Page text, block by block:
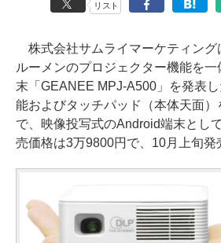
リスト
株式会社サムライマーケティング
ルーメンのプロジェクター機能を
末「GEANEE MPJ-A500」を発表
能およびタッチパッド（本体天面）
で、映像投写式のAndroid端末とし
売価格は3万9800円で、10月上旬発